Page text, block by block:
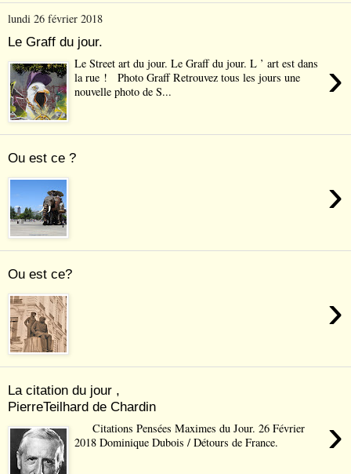
lundi 26 février 2018
Le Graff du jour.
›
Le Street art du jour. Le Graff du jour. L ’ art est dans
la rue ! Photo Graff Retrouvez tous les jours une
nouvelle photo de S...
Ou est ce ?
›
Ou est ce?
›
La citation du jour ,
PierreTeilhard de Chardin
›
Citations Pensées Maximes du Jour. 26 Février
2018 Dominique Dubois / Détours de France.